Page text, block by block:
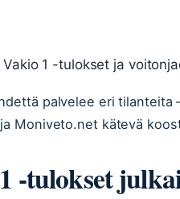
1 -tulokset ja
palvelee eri tilanteita
Moniveto.net kätevä
-tulokset